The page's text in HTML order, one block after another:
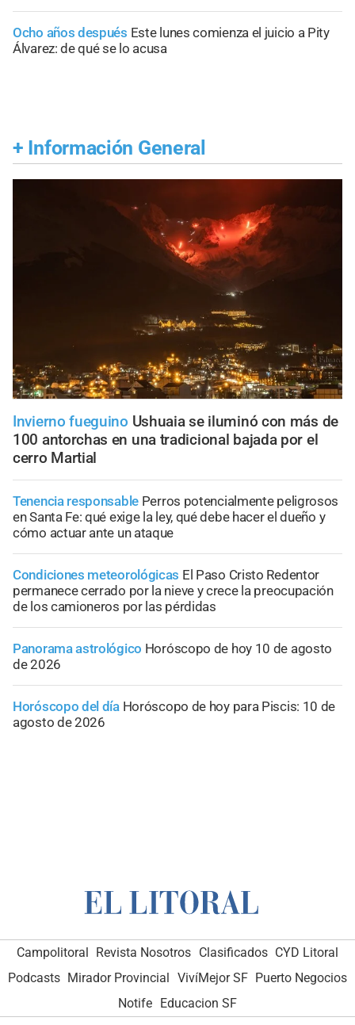
Ocho años después Este lunes comienza el juicio a Pity
Álvarez: de qué se lo acusa
+ Información General
Invierno fueguino Ushuaia se iluminó con más de
100 antorchas en una tradicional bajada por el
cerro Martial
Tenencia responsable Perros potencialmente peligrosos
en Santa Fe: qué exige la ley, qué debe hacer el dueño y
cómo actuar ante un ataque
Condiciones meteorológicas El Paso Cristo Redentor
permanece cerrado por la nieve y crece la preocupación
de los camioneros por las pérdidas
Panorama astrológico Horóscopo de hoy 10 de agosto
de 2026
Horóscopo del día Horóscopo de hoy para Piscis: 10 de
agosto de 2026
Campolitoral Revista Nosotros Clasificados CYD Litoral
Podcasts Mirador Provincial VivíMejor SF Puerto Negocios
Notife Educacion SF